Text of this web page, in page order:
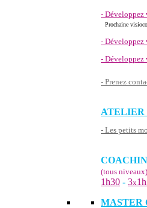
- Développez
Prochaine
-
-
- Prenez
ATELIER
- Les petits
(tous niveaux)
1h30 - 3x
MASTER